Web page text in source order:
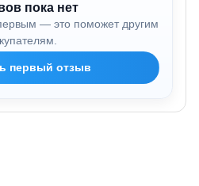
пока нет
— это поможет другим
первый отзыв